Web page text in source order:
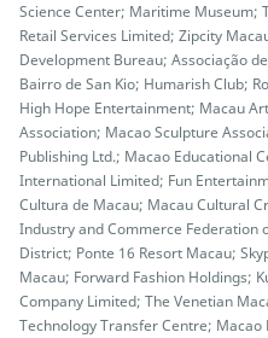
Science Center; Maritime Museum;
Retail Services Limited; Zipcity
Development Bureau; Associação
Bairro de San Kio; Humarish Club;
High Hope Entertainment; Macau
Association; Macao Sculpture
Publishing Ltd.; Macao Educational
International Limited; Fun
Cultura de Macau; Macau Cultural
Industry and Commerce Federation
District; Ponte 16 Resort Macau;
Macau; Forward Fashion Holdings;
Company Limited; The Venetian
Technology Transfer Centre;